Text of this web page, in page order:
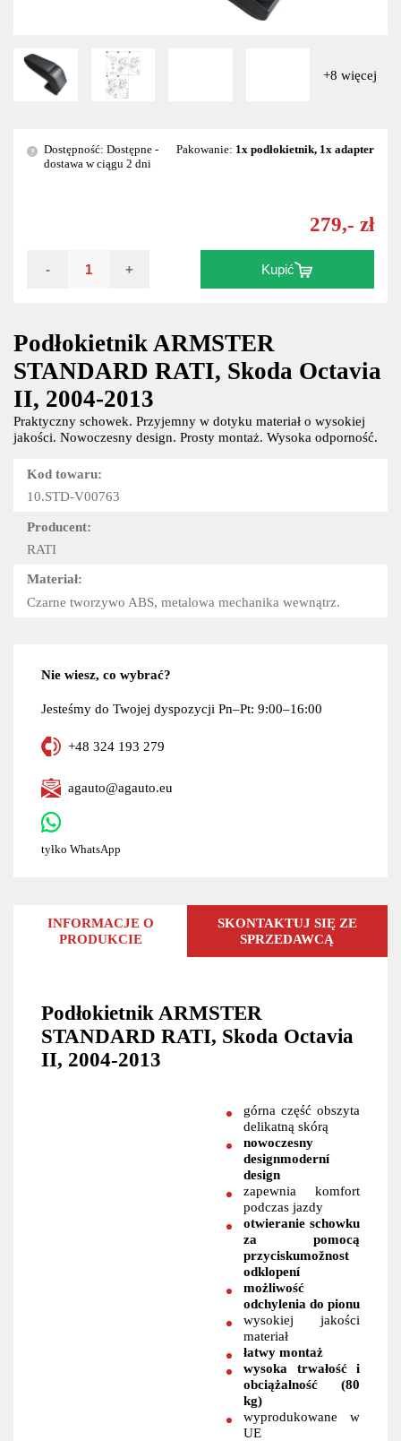
+8 więcej
Podłokietnik ARMSTER
STANDARD RATI, Skoda Octavia
II, 2004-2013
Praktyczny schowek. Przyjemny w dotyku materiał o wysokiej
jakości. Nowoczesny design. Prosty montaż. Wysoka odporność.
Kod towaru:
10.STD-V00763
Producent:
RATI
Materiał:
Czarne tworzywo ABS, metalowa mechanika wewnątrz.
?
Dostępność: Dostępne -
dostawa w ciągu 2 dni
Pakowanie: 1x podłokietnik, 1x adapter
279,- zł
- + Kupić
Nie wiesz, co wybrać?
Jesteśmy do Twojej dyspozycji Pn–Pt: 9:00–16:00
+48 324 193 279
agauto@agauto.eu
tyłko WhatsApp
INFORMACJE O
PRODUKCIE
SKONTAKTUJ SIĘ ZE
SPRZEDAWCĄ
Podłokietnik ARMSTER
STANDARD RATI, Skoda Octavia
II, 2004-2013
górna część obszyta
delikatną skórą
nowoczesny
designmoderní
design
zapewnia komfort
podczas jazdy
otwieranie schowku
za pomocą
przyciskumožnost
odklopení
możliwość
odchylenia do pionu
wysokiej jakości
materiał
łatwy montaż
wysoka trwałość i
obciążalność (80
kg)
wyprodukowane w
UE